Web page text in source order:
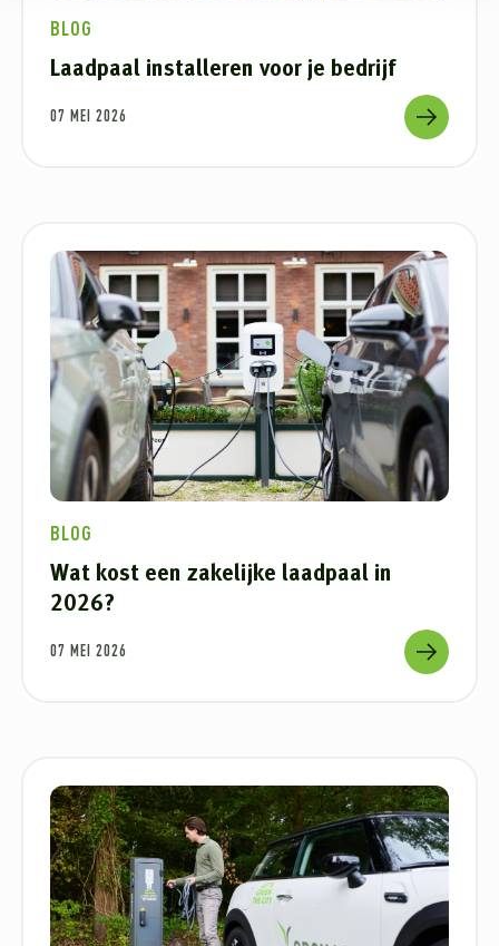
BLOG
Laadpaal installeren voor je bedrijf
07 MEI 2026
BLOG
Wat kost een zakelijke laadpaal in
2026?
07 MEI 2026